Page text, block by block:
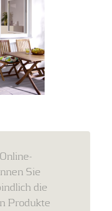
Sie
die
Produkte